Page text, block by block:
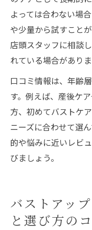
よっては合わない場
や少量から試すこと
店頭スタッフに相談
れている場合がありま
口コミ情報は、年齢
す。例えば、産後ケ
方、初めてバストケ
ニーズに合わせて選
的や悩みに近いレビ
びましょう。
バストアッ
と選び方の